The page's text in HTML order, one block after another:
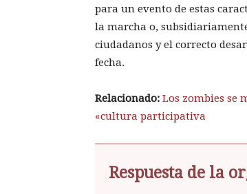
para un evento de estas
la marcha o,
ciudadanos y el correcto
fecha.
Relacionado: Los zombies se
«cultura participativa
Respuesta de la